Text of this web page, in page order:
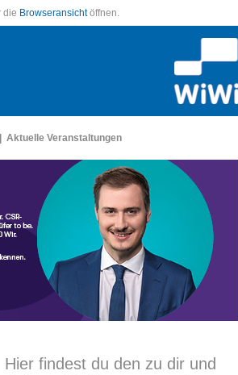
die Browseransichtöffnen.
Aktuelle Veranstaltungen
Hier findest du den zu dir und